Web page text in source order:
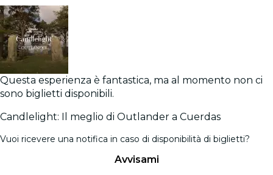
Questa esperienza è fantastica, ma al momento non ci
sono biglietti disponibili.
Candlelight: Il meglio di Outlander a Cuerdas
Vuoi ricevere una notifica in caso di disponibilità di biglietti?
Avvisami